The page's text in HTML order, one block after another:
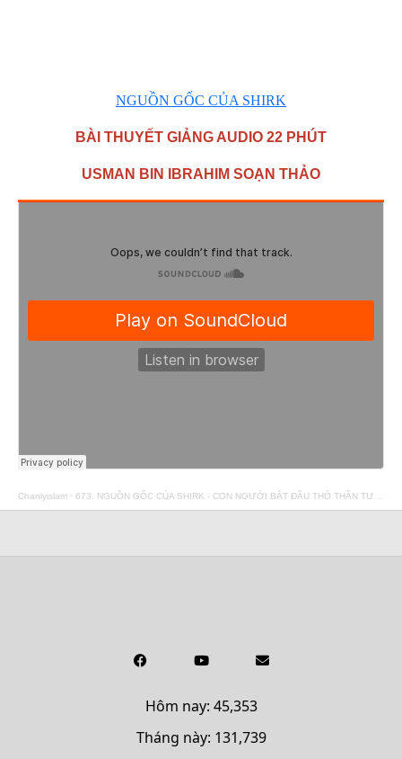
NGUỒN GỐC CỦA SHIRK
BÀI THUYẾT GIẢNG AUDIO 22 PHÚT
USMAN BIN IBRAHIM SOẠN THẢO
Chanlyislam · 673. NGUỒN GỐC CỦA SHIRK - CON NGƯỜI BẮT ĐẦU THÒ THẦN TƯỢNG NHƯ THẾ NÀO
Hôm nay: 45,353
Tháng này: 131,739